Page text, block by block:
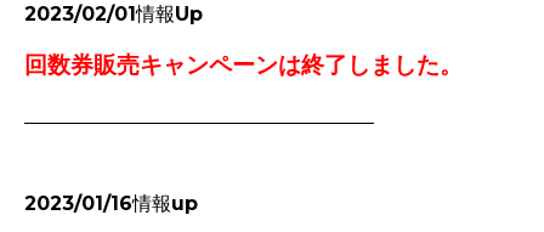
2023/02/01情報Up
回数券販売キャンペーンは終了しました。
2023/01/16情報up